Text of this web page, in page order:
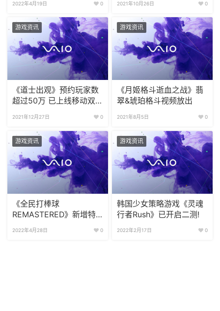
2022年4月19日 0 2021年10月26日 0
游戏资讯
《道士出观》预约玩家数
超过50万 已上线移动双
2021年12月27日 0
游戏资讯
《月姬格斗逝血之战》翡
翠&琥珀格斗视频放出
2021年8月5日 0
游戏资讯
《全民打棒球
REMASTERED》新增特
2022年4月28日 0
游戏资讯
韩国少女策略游戏《灵魂
行者Rush》已开启二测!
2022年2月17日 0